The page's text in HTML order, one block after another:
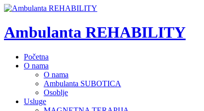
Ambulanta REHABILITY
Početna
O nama
O nama
Ambulanta SUBOTICA
Osoblje
Usluge